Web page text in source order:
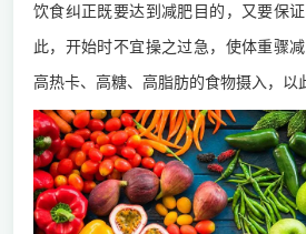
饮食纠正既要达到减肥目的，又要保
此，开始时不宜操之过急，使体重骤
高热卡、高糖、高脂肪的食物摄入，以